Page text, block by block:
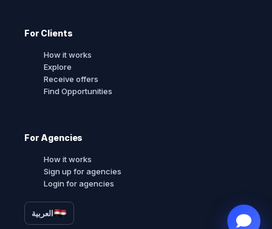
For Clients
How it works
Explore
Receive offers
Find Opportunities
For Agencies
How it works
Sign up for agencies
Login for agencies
العربية